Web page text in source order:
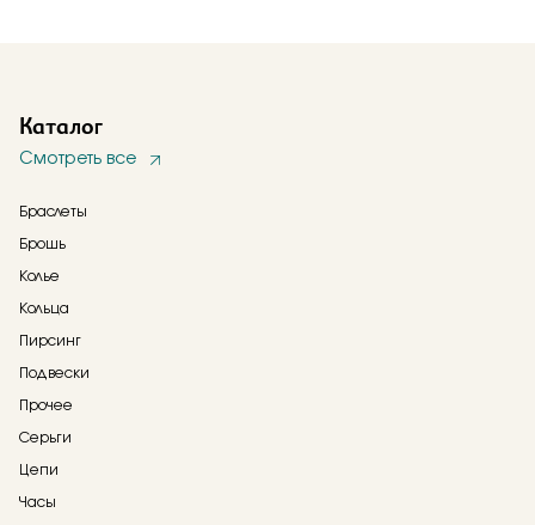
Каталог
Смотреть все
Браслеты
Брошь
Колье
Кольца
Пирсинг
Подвески
Прочее
Серьги
Цепи
Часы